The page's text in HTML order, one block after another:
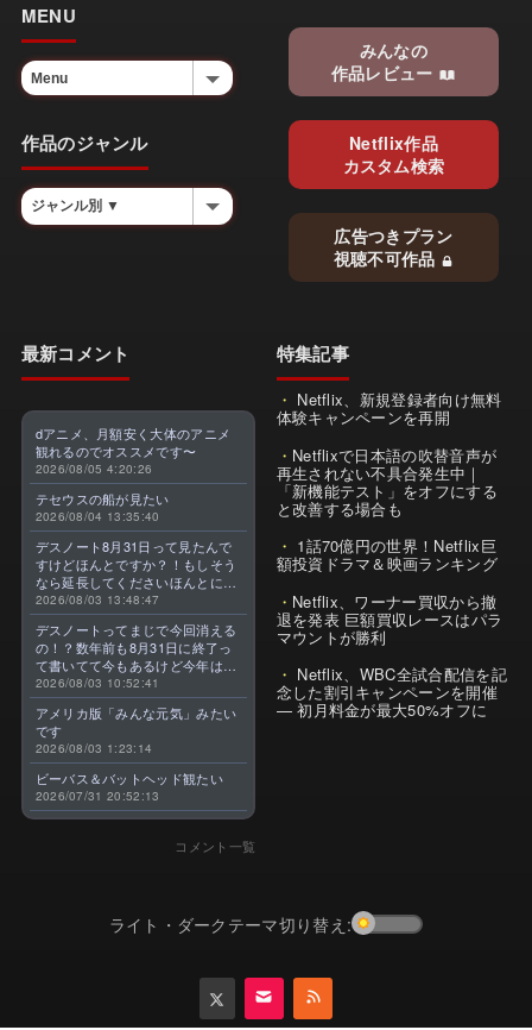
MENU
作品のジャンル
みんなの
作品レビュー
Netflix作品
カスタム検索
広告つきプラン
視聴不可作品
最新コメント
dアニメ、月額安く大体のアニメ
観れるのでオススメです〜
2026/08/05 4:20:26
テセウスの船が見たい
2026/08/04 13:35:40
デスノート8月31日って見たんで
すけどほんとですか？！もしそう
なら延長してくださいほんとに大
好きなんです😭
2026/08/03 13:48:47
デスノートってまじで今回消える
の！？数年前も8月31日に終了っ
て書いてて今もあるけど今年はま
じのやつ！？よくわからん！！で
きればなくならないでほしい！平
成アニメを振り返らせてくれっ
っ！！！！！！！
2026/08/03 10:52:41
アメリカ版「みんな元気」みたい
です
2026/08/03 1:23:14
ビーバス＆バットヘッド観たい
2026/07/31 20:52:13
コメント一覧
特集記事
Netflix、新規登録者向け無料
体験キャンペーンを再開
Netflixで日本語の吹替音声が
再生されない不具合発生中｜
「新機能テスト」をオフにする
と改善する場合も
1話70億円の世界！Netflix巨
額投資ドラマ＆映画ランキング
Netflix、ワーナー買収から撤
退を発表 巨額買収レースはパラ
マウントが勝利
Netflix、WBC全試合配信を記
念した割引キャンペーンを開催
— 初月料金が最大50%オフに
ライト・ダークテーマ切り替え: